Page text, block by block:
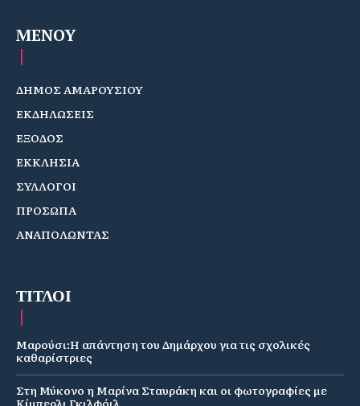
MENOY
ΔΗΜΟΣ ΑΜΑΡΟΥΣΙΟΥ
ΕΚΔΗΛΩΣΕΙΣ
ΕΞΟΔΟΣ
ΕΚΚΛΗΣΙΑ
ΣΥΛΛΟΓΟΙ
ΠΡΟΣΩΠΑ
ΑΝΑΠΟΛΩΝΤΑΣ
ΤΙΤΛΟΙ
Μαρούσι:Η απάντηση του Δημάρχου για τις σχολικές
καθαρίστριες
Στη Μύκονο η Μαρίνα Σταυράκη και οι φωτογραφίες με